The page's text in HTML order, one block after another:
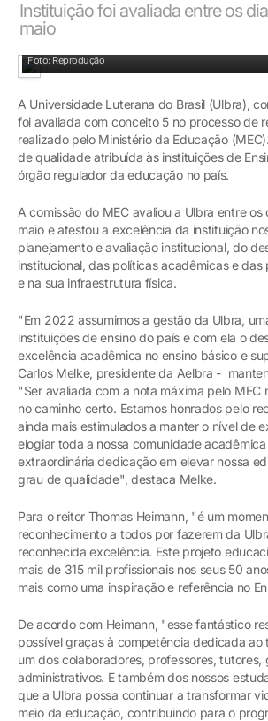
Instituição foi avaliada entre os
maio
Foto: Reprodução
A Universidade Luterana do Brasil (Ulbra),
foi avaliada com conceito 5 no processo de
realizado pelo Ministério da Educação
de qualidade atribuída às instituições de
órgão regulador da educação no país.
A comissão do MEC avaliou a Ulbra entre
maio e atestou a excelência da instituição
planejamento e avaliação institucional, do
institucional, das políticas acadêmicas e
e na sua infraestrutura física.
"Em 2022 assumimos a gestão da Ulbra,
instituições de ensino do país e com ela o
excelência acadêmica no ensino básico e
Carlos Melke, presidente da Aelbra -
"Ser avaliada com a nota máxima pelo MEC
no caminho certo. Estamos honrados pelo
ainda mais estimulados a manter o nível de
elogiar toda a nossa comunidade
extraordinária dedicação em elevar nossa
grau de qualidade", destaca Melke.
Para o reitor Thomas Heimann, "é um
reconhecimento a todos por fazerem da
reconhecida excelência. Este projeto
mais de 315 mil profissionais nos seus 50
mais como uma inspiração e referência no
De acordo com Heimann, "esse fantástico
possível graças à competência dedicada ao
um dos colaboradores, professores,
administrativos. E também dos nossos
que a Ulbra possa continuar a transformar
meio da educação, contribuindo para o